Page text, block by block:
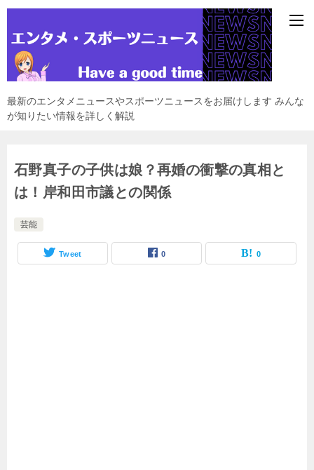
最新のエンタメニュースやスポーツニュースをお届けします みんな
が知りたい情報を詳しく解説
石野真子の子供は娘？再婚の衝撃の真相と
は！岸和田市議との関係
芸能
Tweet 0 0